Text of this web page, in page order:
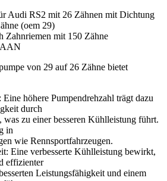
Audi RS2 mit 26 Zähnen mit Dichtung
(oem 29)
mit 150 Zähne
von 29 auf 26 Zähne bietet
höhere Pumpendrehzahl trägt dazu
durch
zu einer besseren Kühlleistung führt.
in
wie Rennsportfahrzeugen.
Eine verbesserte Kühlleistung bewirkt,
effizienter
Leistungsfähigkeit und einem